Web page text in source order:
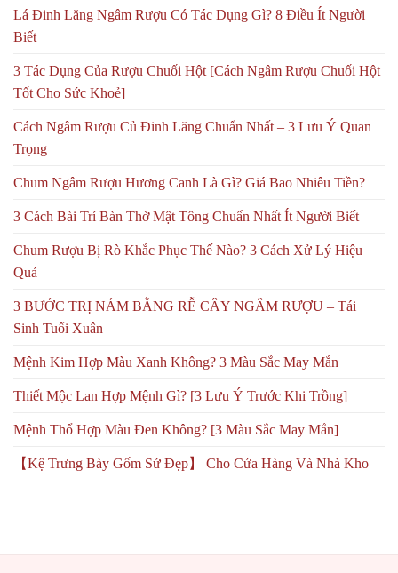
Lá Đinh Lăng Ngâm Rượu Có Tác Dụng Gì? 8 Điều Ít Người
Biết
3 Tác Dụng Của Rượu Chuối Hột [Cách Ngâm Rượu Chuối Hột
Tốt Cho Sức Khoẻ]
Cách Ngâm Rượu Củ Đinh Lăng Chuẩn Nhất – 3 Lưu Ý Quan
Trọng
Chum Ngâm Rượu Hương Canh Là Gì? Giá Bao Nhiêu Tiền?
3 Cách Bài Trí Bàn Thờ Mật Tông Chuẩn Nhất Ít Người Biết
Chum Rượu Bị Rò Khắc Phục Thế Nào? 3 Cách Xử Lý Hiệu
Quả
3 BƯỚC TRỊ NÁM BẰNG RỄ CÂY NGÂM RƯỢU – Tái
Sinh Tuổi Xuân
Mệnh Kim Hợp Màu Xanh Không? 3 Màu Sắc May Mắn
Thiết Mộc Lan Hợp Mệnh Gì? [3 Lưu Ý Trước Khi Trồng]
Mệnh Thổ Hợp Màu Đen Không? [3 Màu Sắc May Mắn]
【Kệ Trưng Bày Gốm Sứ Đẹp】 Cho Cửa Hàng Và Nhà Kho